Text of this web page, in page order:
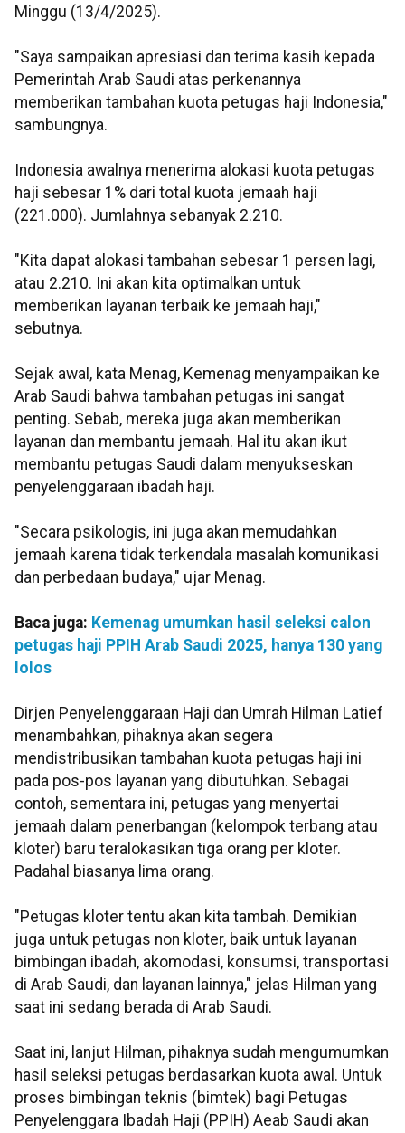
Minggu (13/4/2025).
"Saya sampaikan apresiasi dan terima kasih kepada
Pemerintah Arab Saudi atas perkenannya
memberikan tambahan kuota petugas haji Indonesia,"
sambungnya.
Indonesia awalnya menerima alokasi kuota petugas
haji sebesar 1% dari total kuota jemaah haji
(221.000). Jumlahnya sebanyak 2.210.
"Kita dapat alokasi tambahan sebesar 1 persen lagi,
atau 2.210. Ini akan kita optimalkan untuk
memberikan layanan terbaik ke jemaah haji,"
sebutnya.
Sejak awal, kata Menag, Kemenag menyampaikan ke
Arab Saudi bahwa tambahan petugas ini sangat
penting. Sebab, mereka juga akan memberikan
layanan dan membantu jemaah. Hal itu akan ikut
membantu petugas Saudi dalam menyukseskan
penyelenggaraan ibadah haji.
"Secara psikologis, ini juga akan memudahkan
jemaah karena tidak terkendala masalah komunikasi
dan perbedaan budaya," ujar Menag.
Baca juga: Kemenag umumkan hasil seleksi calon
petugas haji PPIH Arab Saudi 2025, hanya 130 yang
lolos
Dirjen Penyelenggaraan Haji dan Umrah Hilman Latief
menambahkan, pihaknya akan segera
mendistribusikan tambahan kuota petugas haji ini
pada pos-pos layanan yang dibutuhkan. Sebagai
contoh, sementara ini, petugas yang menyertai
jemaah dalam penerbangan (kelompok terbang atau
kloter) baru teralokasikan tiga orang per kloter.
Padahal biasanya lima orang.
"Petugas kloter tentu akan kita tambah. Demikian
juga untuk petugas non kloter, baik untuk layanan
bimbingan ibadah, akomodasi, konsumsi, transportasi
di Arab Saudi, dan layanan lainnya," jelas Hilman yang
saat ini sedang berada di Arab Saudi.
Saat ini, lanjut Hilman, pihaknya sudah mengumumkan
hasil seleksi petugas berdasarkan kuota awal. Untuk
proses bimbingan teknis (bimtek) bagi Petugas
Penyelenggara Ibadah Haji (PPIH) Aeab Saudi akan